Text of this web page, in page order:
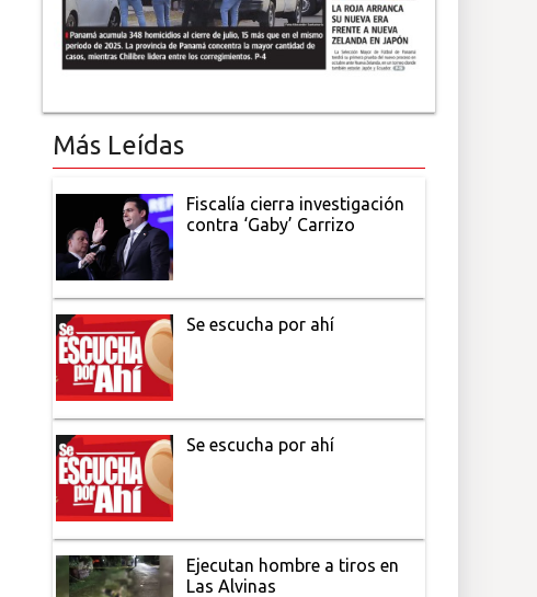
Más Leídas
Fiscalía cierra investigación
contra ‘Gaby’ Carrizo
Se escucha por ahí
Se escucha por ahí
Ejecutan hombre a tiros en
Las Alvinas